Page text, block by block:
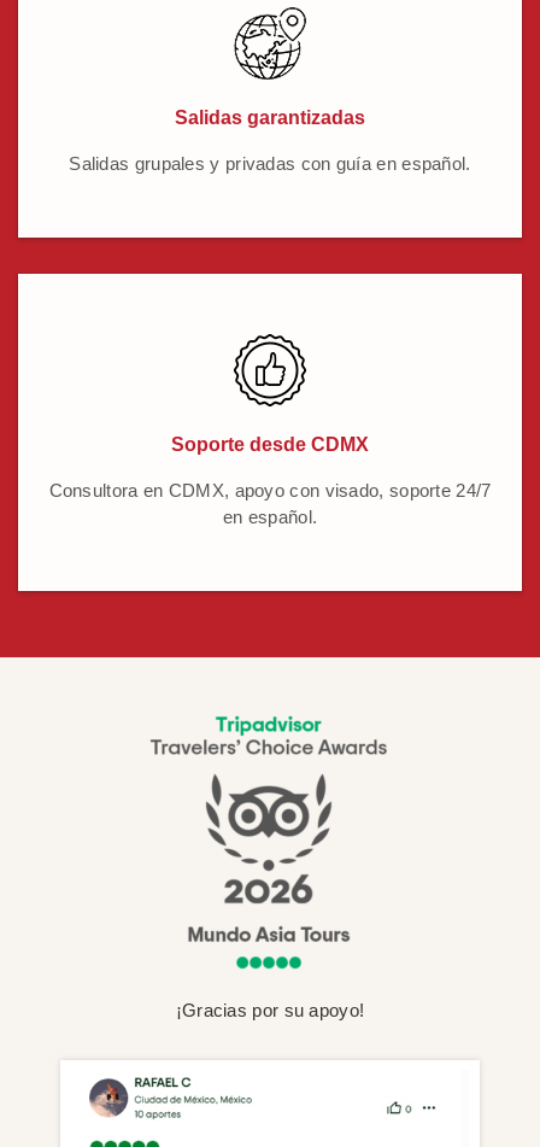
Salidas garantizadas
Salidas grupales y privadas con guía en español.
Soporte desde CDMX
Consultora en CDMX, apoyo con visado, soporte 24/7
en español.
¡Gracias por su apoyo!